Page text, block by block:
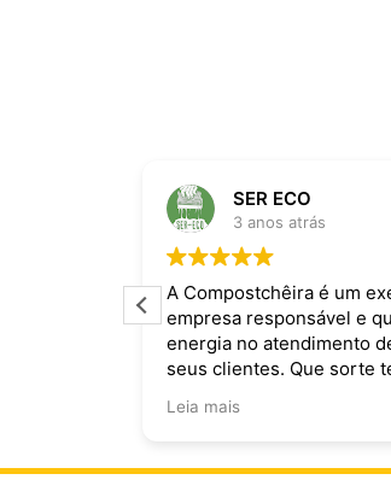
SER ECO
3 anos atrás
A Compostchêira é um
empresa responsável e
energia no atendimento
seus clientes. Que sorte
Leia mais